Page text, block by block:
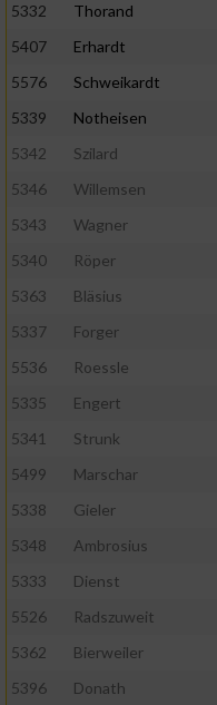
5332
Thorand
5407
Erhardt
5576
Schweikardt
5339
Notheisen
5342
Szilard
5346
Willemsen
5343
Wagner
5340
Röper
5363
Bläsius
5337
Forger
5536
Roessle
5335
Engert
5341
Strunk
5499
Marschar
5338
Gieler
5348
Ambrosius
5333
Dienst
5526
Radszuweit
5362
Bierweiler
5396
Donath